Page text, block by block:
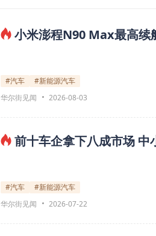
小米澎程N90 Max最高续
#汽车
#新能源汽车
华尔街见闻
2026-08-03
前十车企拿下八成市场 中
#汽车
#新能源汽车
华尔街见闻
2026-07-22